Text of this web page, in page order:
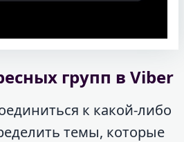
групп в Viber
к какой-либо
темы, которые